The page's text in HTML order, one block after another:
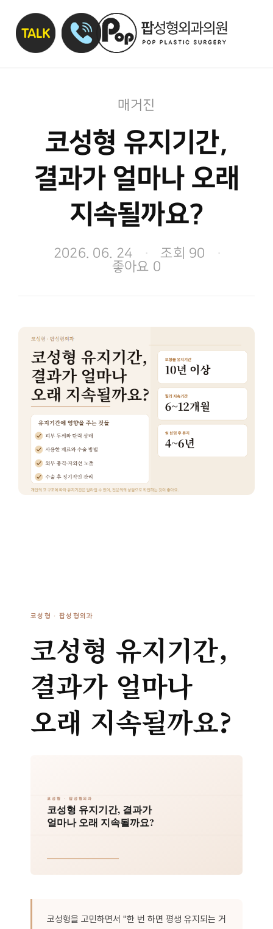
매거진
코성형 유지기간,
결과가 얼마나 오래
지속될까요?
2026. 06. 24 · 조회 90
·
좋아요 0
코성형 · 팝성형외과
코성형 유지기간,
결과가 얼마나
오래 지속될까요?
코성형을 고민하면서 "한 번 하면 평생 유지되는 거